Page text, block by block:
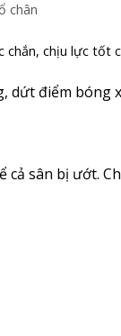
chân
chắn, chịu lực tốt
dứt điểm bóng
sân bị ướt.